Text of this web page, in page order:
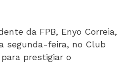
da FPB, Enyo Correia,
segunda-feira, no Club
prestigiar o